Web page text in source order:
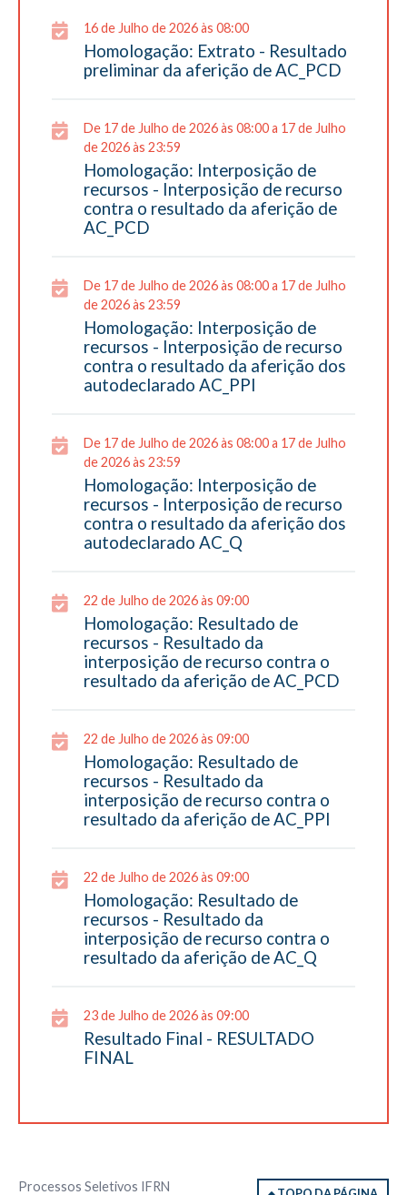
16 de Julho de 2026 às 08:00
Homologação: Extrato - Resultado
preliminar da aferição de AC_PCD
De 17 de Julho de 2026 às 08:00 a 17 de Julho
de 2026 às 23:59
Homologação: Interposição de
recursos - Interposição de recurso
contra o resultado da aferição de
AC_PCD
De 17 de Julho de 2026 às 08:00 a 17 de Julho
de 2026 às 23:59
Homologação: Interposição de
recursos - Interposição de recurso
contra o resultado da aferição dos
autodeclarado AC_PPI
De 17 de Julho de 2026 às 08:00 a 17 de Julho
de 2026 às 23:59
Homologação: Interposição de
recursos - Interposição de recurso
contra o resultado da aferição dos
autodeclarado AC_Q
22 de Julho de 2026 às 09:00
Homologação: Resultado de
recursos - Resultado da
interposição de recurso contra o
resultado da aferição de AC_PCD
22 de Julho de 2026 às 09:00
Homologação: Resultado de
recursos - Resultado da
interposição de recurso contra o
resultado da aferição de AC_PPI
22 de Julho de 2026 às 09:00
Homologação: Resultado de
recursos - Resultado da
interposição de recurso contra o
resultado da aferição de AC_Q
23 de Julho de 2026 às 09:00
Resultado Final - RESULTADO
FINAL
Processos Seletivos IFRN